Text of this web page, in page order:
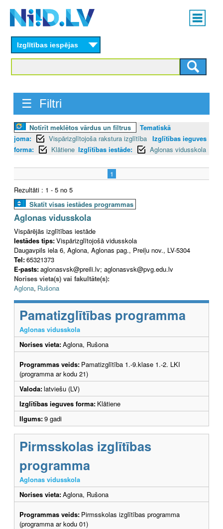
content
Main
menu
Izglītības iespējas
☰ Filtri
Notīrīt meklētos vārdus un filtrus
Tematiskā
joma:
Vispārizglītojoša rakstura izglītība Izglītības ieguves
forma:
Klātiene Izglītības iestāde: Aglonas vidusskola
1
Rezultāti : 1 - 5 no 5
Skatīt visas iestādes programmas
Aglonas vidusskola
Vispārējās izglītības iestāde
Iestādes tips:Vispārizglītojošā vidusskola
Daugavpils iela 6, Aglona, Aglonas pag., Preiļu nov., LV-5304
Tel:65321373
E-pasts:aglonasvsk@preili.lv; aglonasvsk@pvg.edu.lv
Norises vieta(s) vai fakultāte(s):
Aglona, Rušona
Pamatizglītības programma
Aglonas vidusskola
Norises vieta:Aglona, Rušona
Programmas veids: Pamatizglītība 1.-9.klase 1.-2. LKI
(programma ar kodu 21)
Valoda:latviešu (LV)
Izglītības ieguves forma: Klātiene
Ilgums:9 gadi
Pirmsskolas izglītības
programma
Aglonas vidusskola
Norises vieta:Aglona, Rušona
Programmas veids: Pirmsskolas izglītības programma
(programma ar kodu 01)